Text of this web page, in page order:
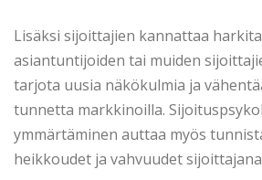
Lisäksi sijoittajien kannattaa
asiantuntijoiden tai muiden
tarjota uusia näkökulmia ja
tunnetta markkinoilla.
ymmärtäminen auttaa myös
heikkoudet ja vahvuudet